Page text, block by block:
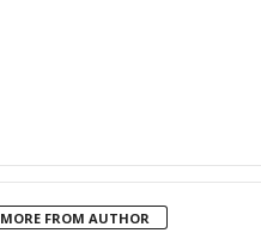
MORE FROM AUTHOR